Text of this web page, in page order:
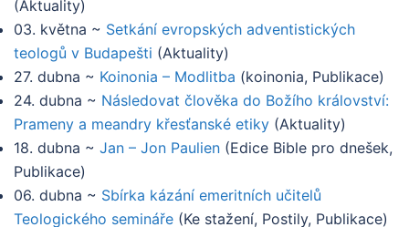
(Aktuality)
03. května ~ Setkání evropských adventistických
teologů v Budapešti (Aktuality)
27. dubna ~ Koinonia – Modlitba (koinonia, Publikace)
24. dubna ~ Následovat člověka do Božího království:
Prameny a meandry křesťanské etiky (Aktuality)
18. dubna ~ Jan – Jon Paulien (Edice Bible pro dnešek,
Publikace)
06. dubna ~ Sbírka kázání emeritních učitelů
Teologického semináře (Ke stažení, Postily, Publikace)